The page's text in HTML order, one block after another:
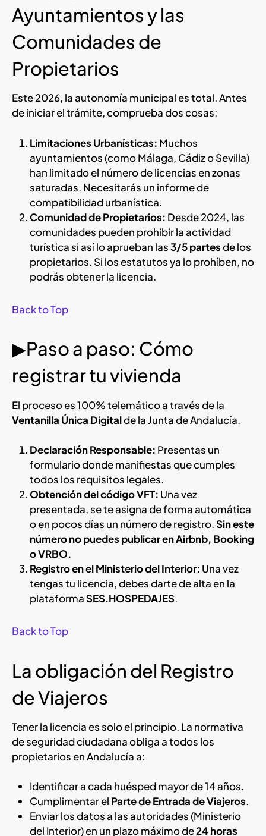
Ayuntamientos y las
Comunidades de
Propietarios
Este 2026, la autonomía municipal es total. Antes
de iniciar el trámite, comprueba dos cosas:
Limitaciones Urbanísticas: Muchos
ayuntamientos (como Málaga, Cádiz o Sevilla)
han limitado el número de licencias en zonas
saturadas. Necesitarás un informe de
compatibilidad urbanística.
Comunidad de Propietarios: Desde 2024, las
comunidades pueden prohibir la actividad
turística si así lo aprueban las3/5 partesde los
propietarios. Si los estatutos ya lo prohíben, no
podrás obtener la licencia.
Back to Top
▶Paso a paso: Cómo
registrar tu vivienda
El proceso es 100% telemático a través de la
Ventanilla Única Digitalde la Junta de Andalucía.
Declaración Responsable: Presentas un
formulario donde manifiestas que cumples
todos los requisitos legales.
Obtención del código VFT: Una vez
presentada, se te asigna de forma automática
o en pocos días un número de registro.Sin este
número no puedes publicar en Airbnb, Booking
o VRBO.
Registro en el Ministerio del Interior: Una vez
tengas tu licencia, debes darte de alta en la
plataformaSES.HOSPEDAJES.
Back to Top
La obligación del Registro
de Viajeros
Tener la licencia es solo el principio. La normativa
de seguridad ciudadana obliga a todos los
propietarios en Andalucía a:
Identificar a cada huésped mayor de 14 años.
Cumplimentar el Parte de Entrada de Viajeros.
Enviar los datos a las autoridades (Ministerio
del Interior) en un plazo máximo de24 horas